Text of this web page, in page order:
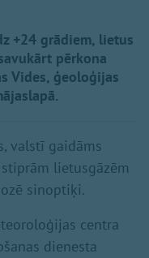
+24 grādiem, lietus
pērkona
Vides, ģeoloģijas
valstī gaidāms
lietusgāzēm
sinoptiķi.
centra
dienesta